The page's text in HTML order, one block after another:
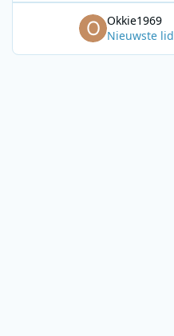
Okkie1969
Nieuwste lid